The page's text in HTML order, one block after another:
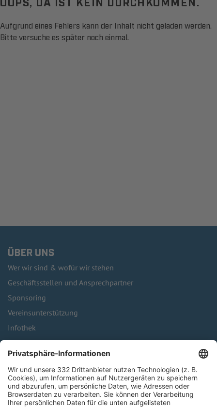
Aufgrund eines Fehlers kann der Inhalt nicht geladen werden.
Bitte versuche es später noch einmal.
ÜBER UNS
Wer wir sind & wofür wir stehen
Geschäftsstellen und Ansprechpartner
Sponsoring
Vereinsunterstützung
Infothek
Kontakt
HÄUFIG BESUCHTE SEITEN
Pässe und Vereinswechsel
Trainerausbildung